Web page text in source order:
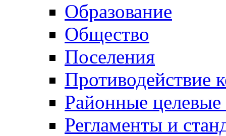
Образование
Общество
Поселения
Противодействие
Районные
Регламенты и